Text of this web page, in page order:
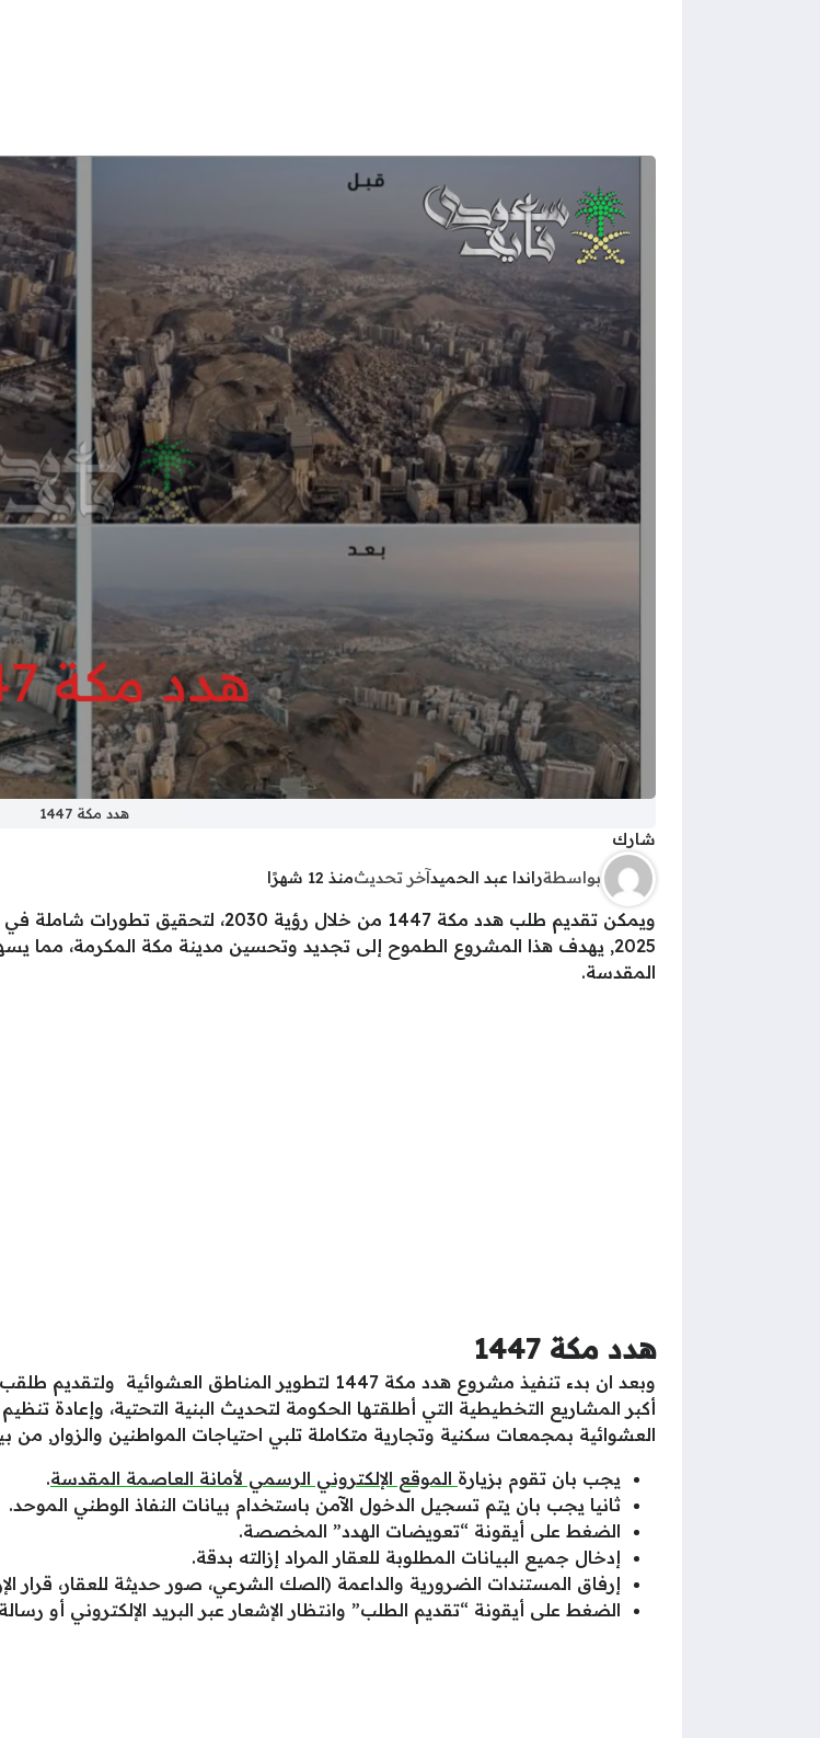
هدد مكة 1447
شارك
بواسطةراندا عبد الحميد آخر تحديثمنذ 12 شهرًا
ويمكن تقديم طلب هدد مكة 1447 من خلال
2025, يهدف هذا المشروع الطموح إلى تجديد وتحسين مدينة مكة المكرمة، مما
المقدسة.
هدد مكة 1447
أكبر المشاريع التخطيطية التي أطلقتها الحكومة لتحديث البنية التحتية، وإعادة
العشوائية بمجمعات سكنية وتجارية متكاملة تلبي احتياجات المواطنين والزوار,
يجب بان تقوم بزيارة الموقع الإلكتروني الرسمي لأمانة العاصمة المقدسة.
ثانيا يجب بان يتم تسجيل الدخول الآمن باستخدام بيانات النفاذ الوطني الموحد.
الضغط على أيقونة “تعويضات الهدد” المخصصة.
إدخال جميع البيانات المطلوبة للعقار المراد إزالته بدقة.
إرفاق المستندات الضرورية والداعمة (الصك الشرعي، صور حديثة للعقار، قرار
الضغط على أيقونة “تقديم الطلب” وانتظار الإشعار عبر البريد الإلكتروني أو